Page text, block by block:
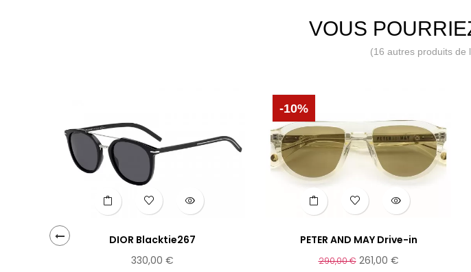
VOUS
(16 autres produits de
DIOR Blacktie267
330,00 €
-10%
PETER AND MAY Drive-in
290,00 € 261,00 €